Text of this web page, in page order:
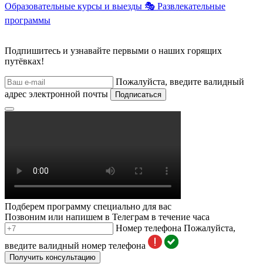
Образовательные курсы и выезды 🎭 Развлекательные
программы
Подпишитесь и узнавайте первыми о наших горящих
путёвках!
Пожалуйста, введите валидный
адрес электронной почты
Подписаться
Подберем программу специально для вас
Позвоним или напишем в Телеграм в течение часа
Номер телефона Пожалуйста,
введите валидный номер телефона
Получить консультацию